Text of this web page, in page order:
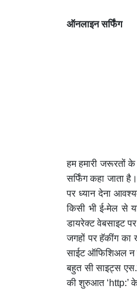
ऑनलाइन सर्फिंग
हम हमारी जरूरतों
सर्फिंग कहा जाता
पर ध्यान देना
किसी भी ई-मेल से
डायरेक्ट वेबसाइट
जगहों पर हॅकींग का
साईट ऑफिशिअल न
बहुत सी साइट्स
की शुरुआत ‘http:’ के